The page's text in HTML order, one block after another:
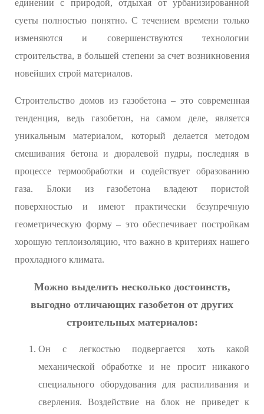
единении с природой, отдыхая от урбанизированной
суеты полностью понятно. С течением времени только
изменяются и совершенствуются технологии
строительства, в большей степени за счет возникновения
новейших строй материалов.
Строительство домов из газобетона – это современная
тенденция, ведь газобетон, на самом деле, является
уникальным материалом, который делается методом
смешивания бетона и дюралевой пудры, последняя в
процессе термообработки и содействует образованию
газа. Блоки из газобетона владеют пористой
поверхностью и имеют практически безупречную
геометрическую форму – это обеспечивает постройкам
хорошую теплоизоляцию, что важно в критериях нашего
прохладного климата.
Можно выделить несколько достоинств,
выгодно отличающих газобетон от других
строительных материалов:
Он с легкостью подвергается хоть какой
механической обработке и не просит никакого
специального оборудования для распиливания и
сверления. Воздействие на блок не приведет к